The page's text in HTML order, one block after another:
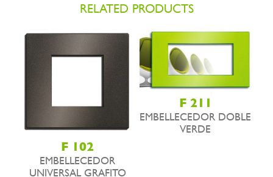
RELATED PRODUCTS
F 102
EMBELLECEDOR
UNIVERSAL GRAFITO
F 211
EMBELLECEDOR DOBLE
VERDE